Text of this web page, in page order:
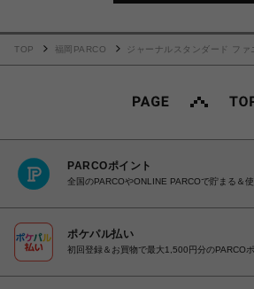
TOP 福岡PARCO ジャーナルスタンダード ファ
PARCOポイント
全国のPARCOやONLINE PARCOで貯まる＆
ポケパル払い
初回登録＆お買物で最大1,500円分のPARCO